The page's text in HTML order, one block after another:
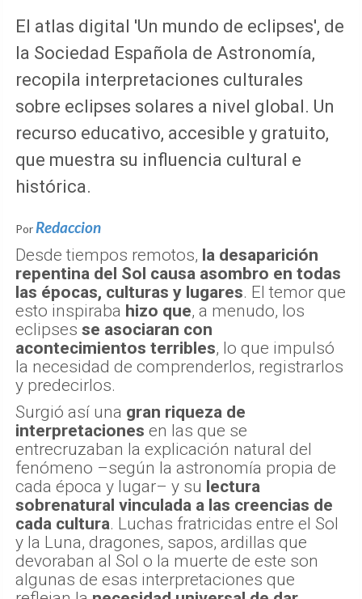
El atlas digital 'Un mundo de eclipses', de
la Sociedad Española de Astronomía,
recopila interpretaciones culturales
sobre eclipses solares a nivel global. Un
recurso educativo, accesible y gratuito,
que muestra su influencia cultural e
histórica.
Por Redaccion
Desde tiempos remotos, la desaparición
repentina del Sol causa asombro en todas
las épocas, culturas y lugares. El temor que
esto inspiraba hizo que, a menudo, los
eclipses se asociaran con
acontecimientos terribles, lo que impulsó
la necesidad de comprenderlos, registrarlos
y predecirlos.
Surgió así una gran riqueza de
interpretaciones en las que se
entrecruzaban la explicación natural del
fenómeno –según la astronomía propia de
cada época y lugar– y su lectura
sobrenatural vinculada a las creencias de
cada cultura. Luchas fratricidas entre el Sol
y la Luna, dragones, sapos, ardillas que
devoraban al Sol o la muerte de este son
algunas de esas interpretaciones que